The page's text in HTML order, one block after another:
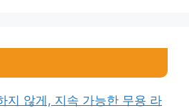
지 않게, 지속 가능한 무용 라